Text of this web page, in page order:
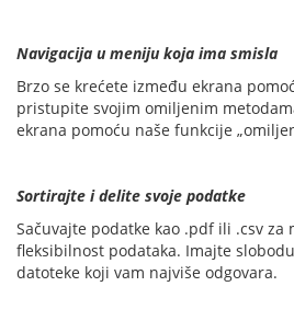
Navigacija u meniju koja ima smisla
Brzo se krećete između ekrana
pristupite svojim omiljenim
ekrana pomoću naše funkcije
Sortirajte i delite svoje podatke
Sačuvajte podatke kao .pdf ili .csv
fleksibilnost podataka. Imajte
datoteke koji vam najviše odgovara.